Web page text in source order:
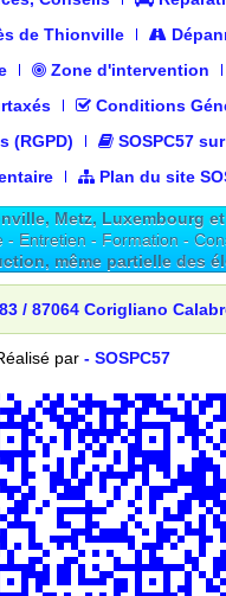
de Thionville
Zone d'intervention
Conditions
(RGPD)
SOSPC57
Plan du site
Metz, Luxembourg
Entretien - Formation -
même partielle des
/ 87064 Corigliano
par - SOSPC57